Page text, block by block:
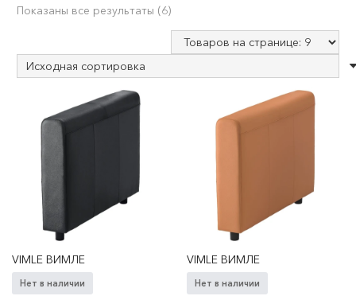
Показаны все результаты (6)
VIMLE ВИМЛЕ
Нет в наличии
VIMLE ВИМЛЕ
Нет в наличии